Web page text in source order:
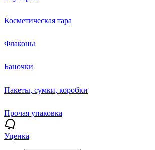
Косметическая тара
Флаконы
Баночки
Пакеты, сумки, коробки
Прочая упаковка
Уценка